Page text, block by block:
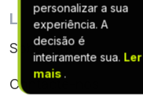
LIGAÇÕES ÚTEIS
Sobre nós
Contacte-nos
personalizar a sua
experiência. A
decisão é
inteiramente sua. Ler
mais .